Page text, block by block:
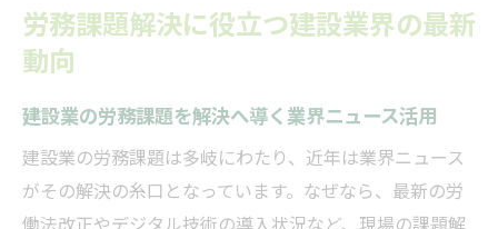
労務課題解決に役立つ建設業界の最新
動向
建設業の労務課題を解決へ導く業界ニュース活用
建設業の労務課題は多岐にわたり、近年は業界ニュース
がその解決の糸口となっています。なぜなら、最新の労
働法改正やデジタル技術の導入状況など、現場の課題解